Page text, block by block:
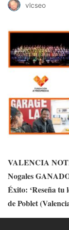
vlcseo
VALENCIA
Nogales
Éxito: ‘Reseña tu
de Poblet